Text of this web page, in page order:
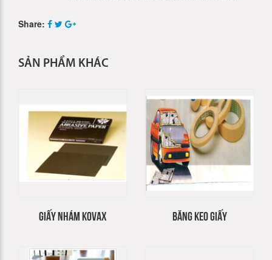
Share:
SẢN PHẨM KHÁC
GIẤY NHÁM KOVAX BĂNG KEO GIẤY